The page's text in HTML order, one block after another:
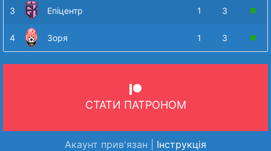
3 Епіцентр 1 3
4 Зоря 1 3
СТАТИ ПАТРОНОМ
Акаунт прив'язан | Інструкція